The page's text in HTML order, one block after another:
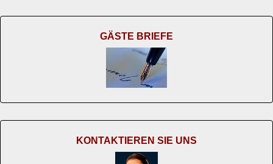
GÄSTE BRIEFE
KONTAKTIEREN SIE UNS